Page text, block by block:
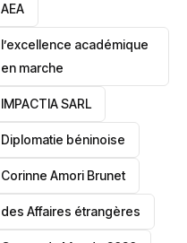
AEA
l’excellence académique
en marche
IMPACTIA SARL
‎Diplomatie béninoise
Corinne Amori Brunet
des Affaires étrangères